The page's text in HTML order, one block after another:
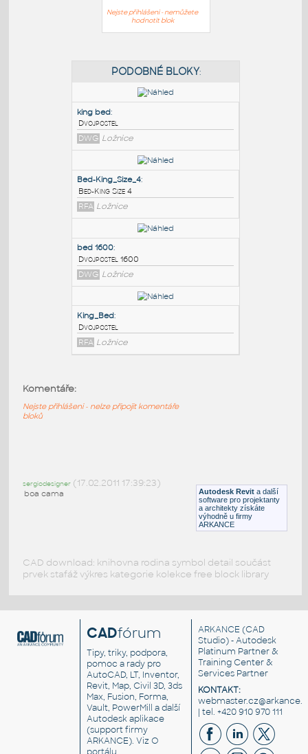
Nejste přihlášeni - nemůžete
hodnotit blok
PODOBNÉ BLOKY:
king bed:
Dvojpostel
DWG
Bed-King_Size_4:
Bed-King Size 4
RFA Ložnice
DWG Ložnice
RFA Ložnice Autodesk Revit a další
software pro projektanty
a architekty získáte
výhodně u firmy
ARKANCE
Komentáře:
Nejste přihlášeni - nelze připojit komentáře
bloků
sergiodesigner (17.02.2011 17:39:23)
boa cama
CAD download: knihovna rodina symbol detail součást
prvek stafáž výkres kategorie kolekce free block library
CADfórum
Tipy, triky, podpora,
pomoc a rady pro
AutoCAD, LT, Inventor,
Revit, Map, Civil 3D, 3ds
Max, Fusion, Forma,
Vault, PowerMill a další
Autodesk aplikace
(support firmy
ARKANCE). VizO
ARKANCE (CAD
Studio) - Autodesk
Platinum Partner &
Training Center &
Services Partner
KONTAKT:
| tel. +420 910 970 111